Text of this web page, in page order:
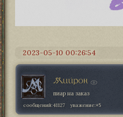
2023-05-10 00:26:54
Мийрон
пиар на заказ
сообщений:41127 уважение:+5